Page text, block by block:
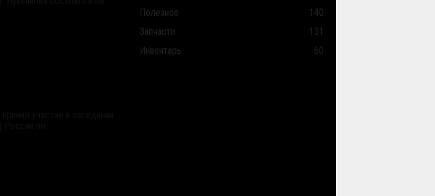
Полезное
140
Запчасти
131
Инвентарь
60